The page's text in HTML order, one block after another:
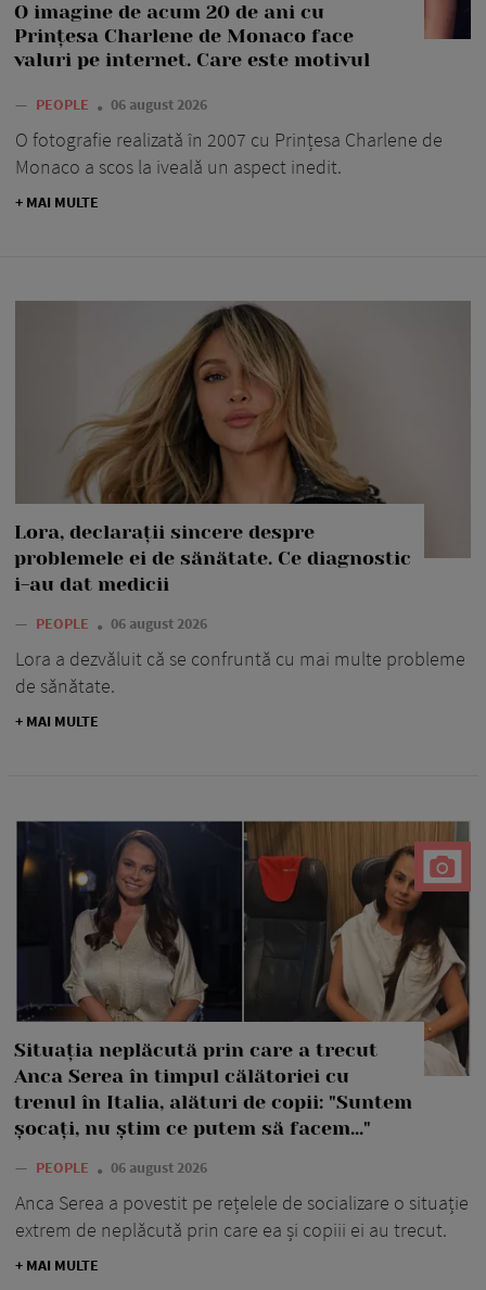
O imagine de acum 20 de ani cu
Prințesa Charlene de Monaco face
valuri pe internet. Care este motivul
— PEOPLE 06 august 2026
O fotografie realizată în 2007 cu Prințesa Charlene de
Monaco a scos la iveală un aspect inedit.
+ MAI MULTE
Lora, declarații sincere despre
problemele ei de sănătate. Ce diagnostic
i-au dat medicii
— PEOPLE 06 august 2026
Lora a dezvăluit că se confruntă cu mai multe probleme
de sănătate.
+ MAI MULTE
Situația neplăcută prin care a trecut
Anca Serea în timpul călătoriei cu
trenul în Italia, alături de copii: "Suntem
șocați, nu știm ce putem să facem..."
— PEOPLE 06 august 2026
Anca Serea a povestit pe rețelele de socializare o situație
extrem de neplăcută prin care ea și copiii ei au trecut.
+ MAI MULTE